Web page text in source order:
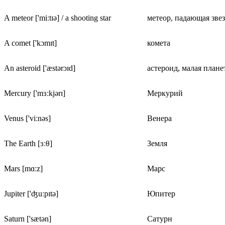
A meteor ['miːtɪə] / a shooting star метеор, падающая
A comet ['kɔmɪt] комета
An asteroid ['æstərɔɪd] астероид, малая
Mercury ['mɜːkjərɪ] Меркурий
Venus ['viːnəs] Венера
The Earth [ɜːθ] Земля
Mars [mɑːz] Марс
Jupiter ['ʤuːpɪtə] Юпитер
Saturn ['sætən] Сатурн